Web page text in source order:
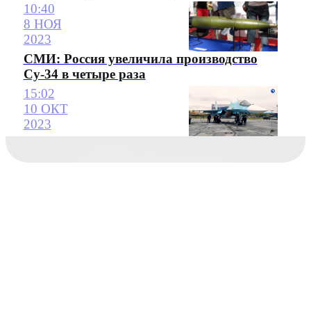
10:40
8 НОЯ
2023
СМИ: Россия увеличила производство
Су-34 в четыре раза
15:02
10 ОКТ
2023